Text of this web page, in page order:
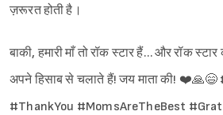
ज़रूरत होती है।
बाकी, हमारी माँ तो रॉक स्टार हैं… और रॉक
अपने हिसाब से चलाते हैं! जय माता की!
#ThankYou #MomsAreTheBest